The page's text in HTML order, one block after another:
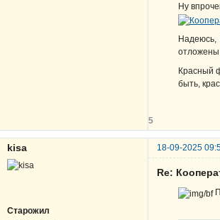
Ну
Надеюсь,
отложены
Красный
быть,
5
kisa 18-09-2025
Старожил
Re: